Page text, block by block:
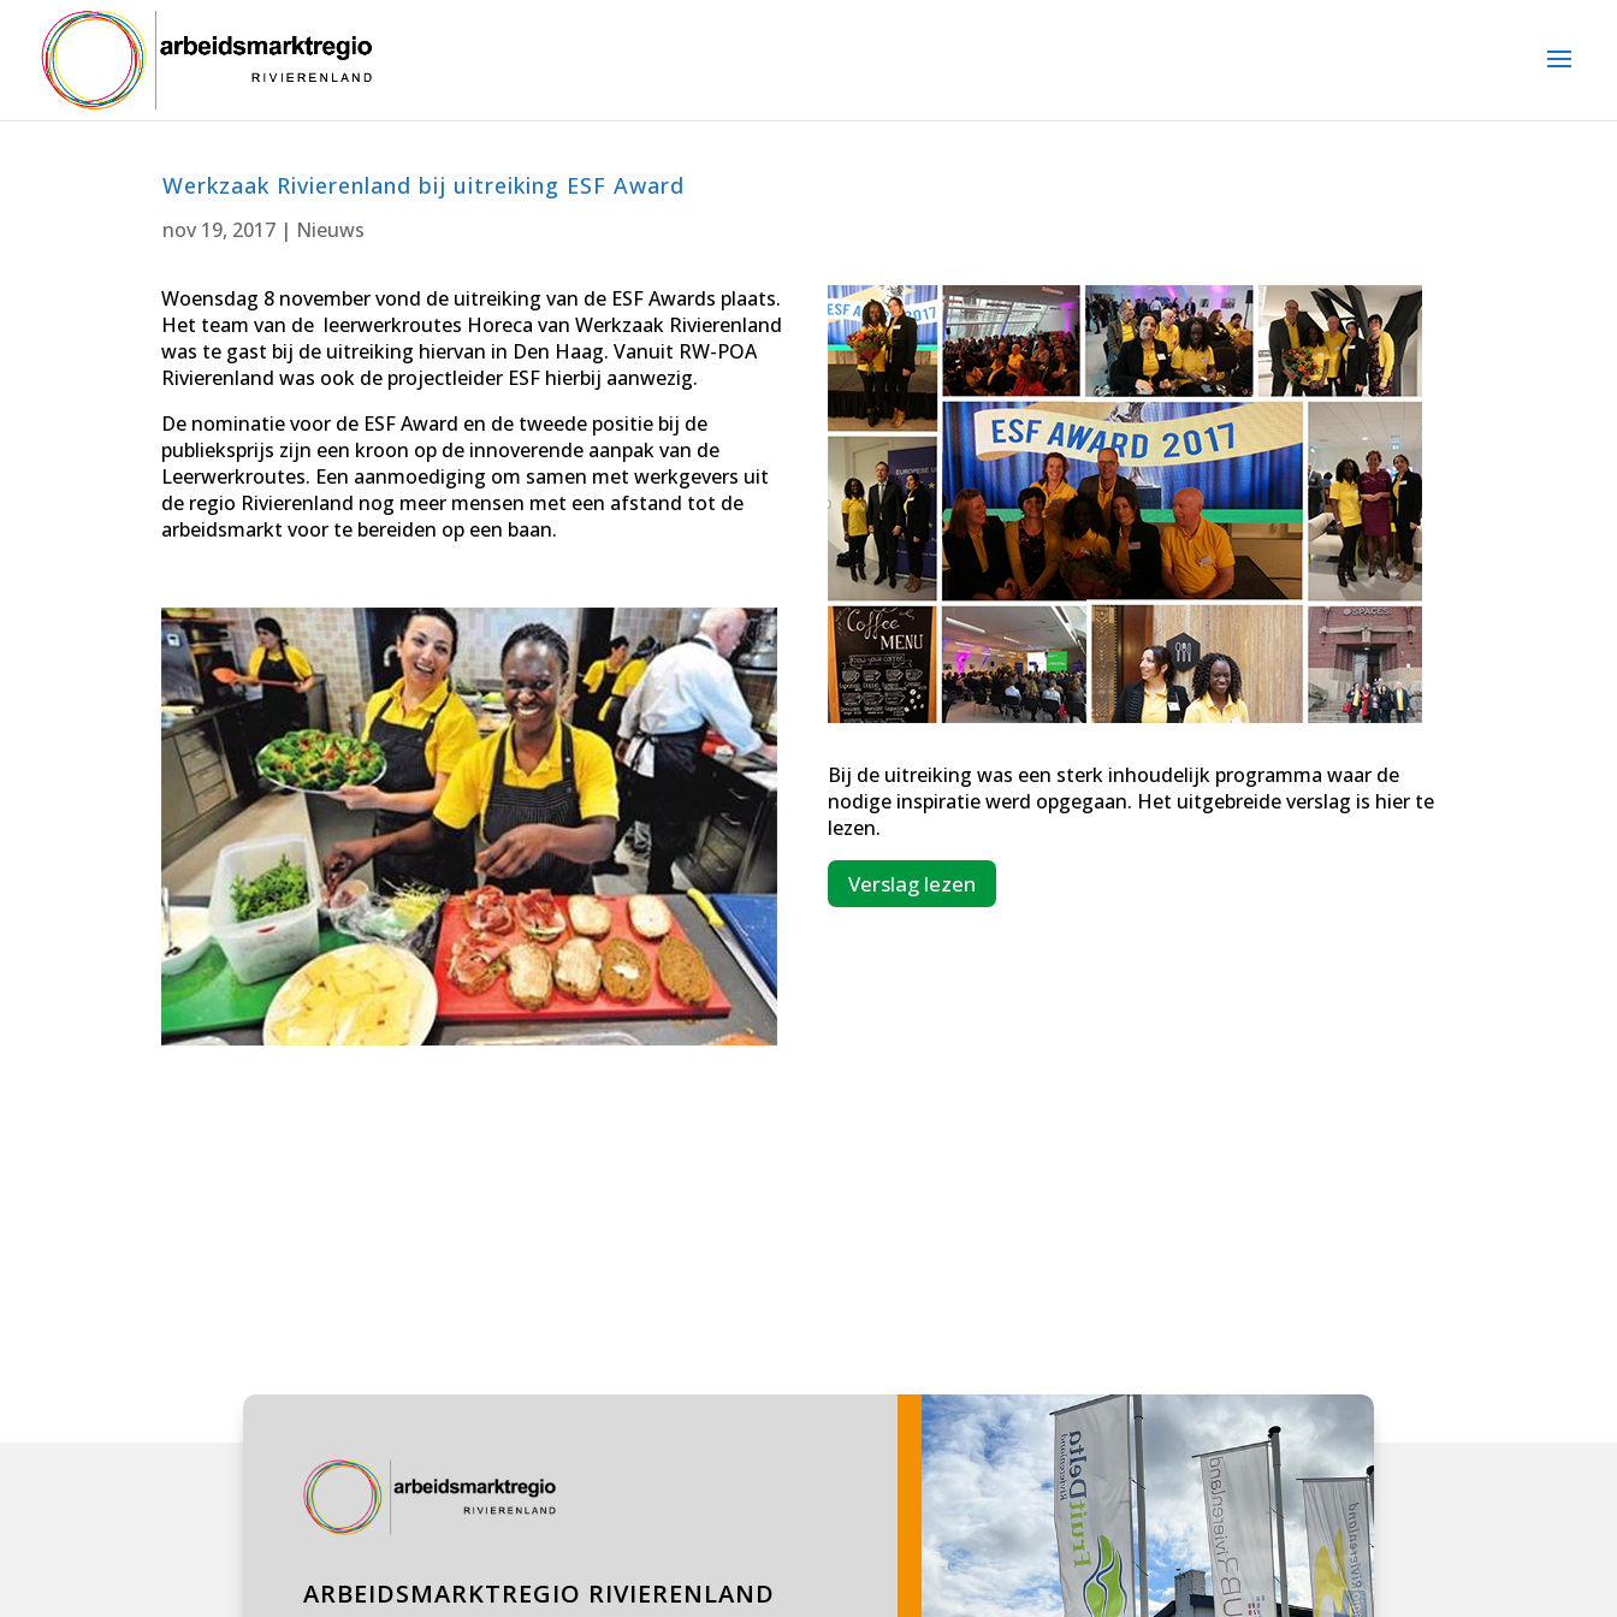
Werkzaak Rivierenland bij uitreiking ESF Award
nov 19, 2017 | Nieuws
Woensdag 8 november vond de uitreiking van de ESF Awards plaats.
Het team van de leerwerkroutes Horeca van Werkzaak Rivierenland
was te gast bij de uitreiking hiervan in Den Haag. Vanuit RW-POA
Rivierenland was ook de projectleider ESF hierbij aanwezig.
De nominatie voor de ESF Award en de tweede positie bij de
publieksprijs zijn een kroon op de innoverende aanpak van de
Leerwerkroutes. Een aanmoediging om samen met werkgevers uit
de regio Rivierenland nog meer mensen met een afstand tot de
arbeidsmarkt voor te bereiden op een baan.
Bij de uitreiking was een sterk inhoudelijk programma waar de
nodige inspiratie werd opgegaan. Het uitgebreide verslag is hier te
lezen.
Verslag lezen
ARBEIDSMARKTREGIO RIVIERENLAND